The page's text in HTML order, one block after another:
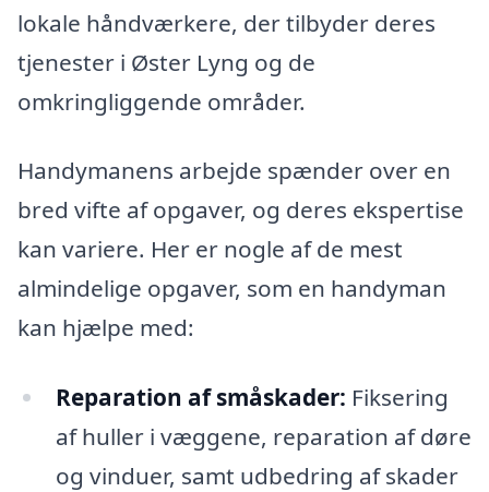
lokale håndværkere, der tilbyder deres
tjenester i Øster Lyng og de
omkringliggende områder.
Handymanens arbejde spænder over en
bred vifte af opgaver, og deres ekspertise
kan variere. Her er nogle af de mest
almindelige opgaver, som en handyman
kan hjælpe med:
Reparation af småskader: Fiksering
af huller i væggene, reparation af døre
og vinduer, samt udbedring af skader